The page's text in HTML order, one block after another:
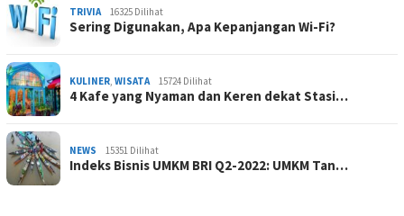
TRIVIA 16325 Dilihat
Sering Digunakan, Apa Kepanjangan Wi-Fi?
KULINER, WISATA 15724 Dilihat
4 Kafe yang Nyaman dan Keren dekat Stasi…
NEWS 15351 Dilihat
Indeks Bisnis UMKM BRI Q2-2022: UMKM Tan…